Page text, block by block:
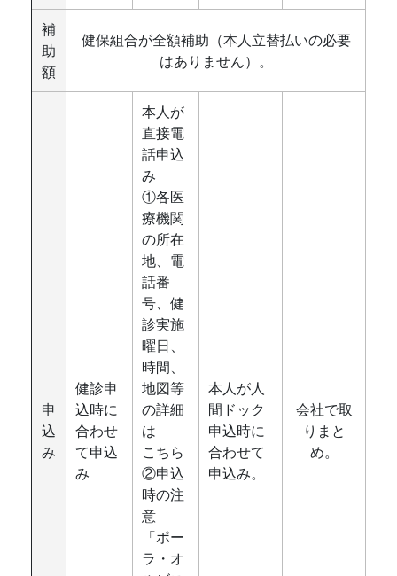
補
助
額
健保組合が全額補助（本人立替払いの必要
はありません）。
申
込
み
健診申
込時に
合わせ
て申込
み
本人が
直接電
話申込
み
①各医
療機関
の所在
地、電
話番
号、健
診実施
曜日、
時間、
地図等
の詳細
は
こちら
②申込
時の注
意
「ポー
ラ・オ
本人が人
間ドック
申込時に
合わせて
申込み。
会社で取
りまと
め。